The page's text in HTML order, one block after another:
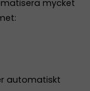
mycket
automatiskt